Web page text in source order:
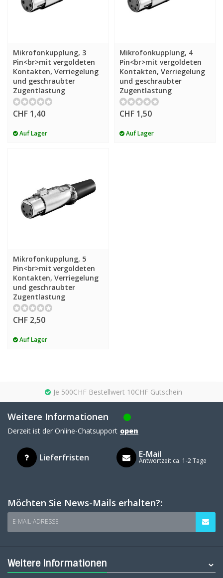
Mikrofonkupplung, 3
Pin<br>mit vergoldeten
Kontakten, Verriegelung
und geschraubter
Zugentlastung
CHF 1,40
Auf Lager
Mikrofonkupplung, 4
Pin<br>mit vergoldeten
Kontakten, Verriegelung
und geschraubter
Zugentlastung
CHF 1,50
Auf Lager
Mikrofonkupplung, 5
Pin<br>mit vergoldeten
Kontakten, Verriegelung
und geschraubter
Zugentlastung
CHF 2,50
Auf Lager
Je 500CHF Bestellwert 10CHF Gutschein
Weitere Informationen
Derzeit ist der Online-Chatsupport open
Lieferfristen E-Mail
Antwortzeit ca. 1-2 Tage
Möchten Sie News-Mails erhalten?:
E-MAIL-ADRESSE
Weitere Informationen